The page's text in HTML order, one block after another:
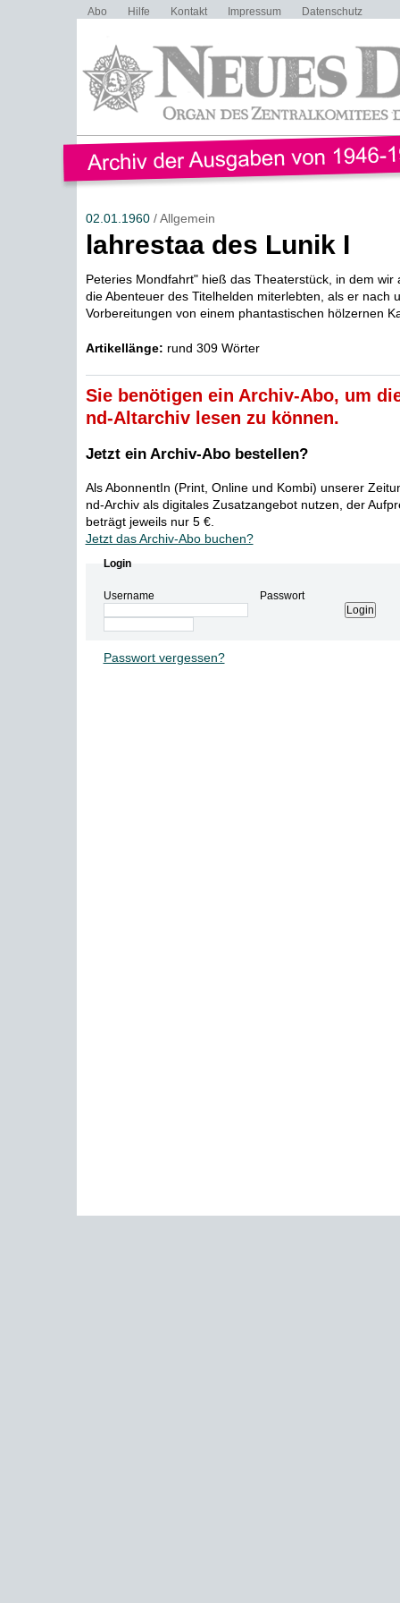
Abo Hilfe Kontakt Impressum Datenschutz
02.01.1960/ Allgemein
lahrestaa des Lunik I
Peteries Mondfahrt" hieß das Theaterstück, in dem wir
die Abenteuer des Titelhelden miterlebten, als er nach
Vorbereitungen von einem phantastischen hölzernen
Artikellänge: rund 309 Wörter
Sie benötigen ein Archiv-Abo, um
nd-Altarchiv lesen zu können.
Jetzt ein Archiv-Abo bestellen?
Als AbonnentIn (Print, Online und Kombi) unserer
nd-Archiv als digitales Zusatzangebot nutzen, der
beträgt jeweils nur 5 €.
Jetzt das Archiv-Abo buchen?
Login
Username Passwort
Passwort vergessen?